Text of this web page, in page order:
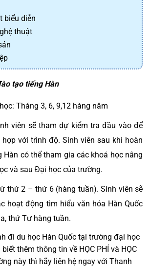
biểu diễn
thuật
tạo tiếng Hàn
Tháng 3, 6, 9,12 hàng năm
viên sẽ tham dự kiểm tra đầu vào để
với trình độ. Sinh viên sau khi hoàn
Hàn có thể tham gia các khoá học nâng
và sau Đại học của trường.
thứ 2 – thứ 6 (hàng tuần). Sinh viên sẽ
hoạt động tìm hiểu văn hóa Hàn Quốc
thứ Tư hàng tuần.
đi du học Hàn Quốc tại trường đại học
thêm thông tin về HỌC PHÍ và HỌC
này thì hãy liên hệ ngay với Thanh